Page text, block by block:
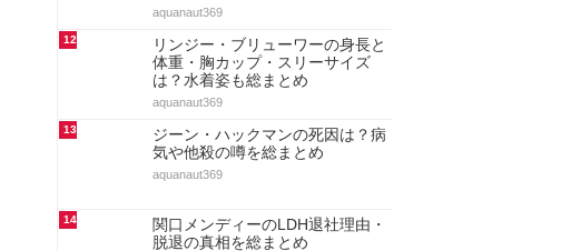
aquanaut369
12
リンジー・ブリューワーの身長と
体重・胸カップ・スリーサイズ
は？水着姿も総まとめ
aquanaut369
13
ジーン・ハックマンの死因は？病
気や他殺の噂を総まとめ
aquanaut369
14
関口メンディーのLDH退社理由・
脱退の真相を総まとめ